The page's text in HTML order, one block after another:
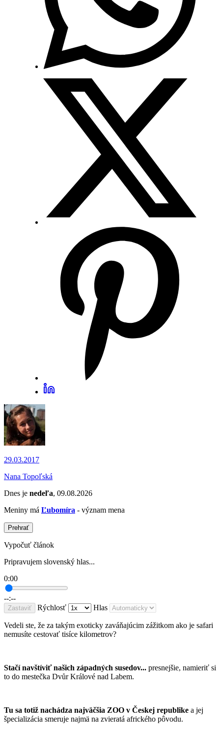
29.03.2017
Nana Topoľská
Dnes je nedeľa, 09.08.2026
Meniny má Ľubomíra - význam mena
Prehrať
Vypočuť článok
Pripravujem slovenský hlas...
0:00
--:--
Zastaviť Rýchlosť Hlas
Vedeli ste, že za takým exoticky zaváňajúcim zážitkom ako je safari
nemusíte cestovať tisíce kilometrov?
Stačí navštíviť našich západných susedov... presnejšie, namieriť si
to do mestečka Dvůr Králové nad Labem.
Tu sa totiž nachádza najväčšia ZOO v Českej republike a jej
špecializácia smeruje najmä na zvieratá afrického pôvodu.